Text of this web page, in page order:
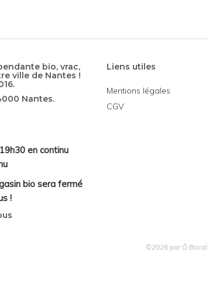
bio, vrac,
ville de Nantes !
Nantes.
en continu
bio sera fermé
!
Liens utiles
Mentions légales
CGV
©2026 par Ô Bocal